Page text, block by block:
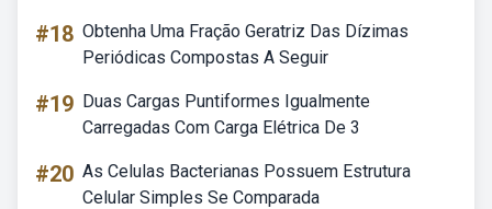
#18 Obtenha Uma Fração Geratriz Das Dízimas
Periódicas Compostas A Seguir
#19 Duas Cargas Puntiformes Igualmente
Carregadas Com Carga Elétrica De 3
#20 As Celulas Bacterianas Possuem Estrutura
Celular Simples Se Comparada